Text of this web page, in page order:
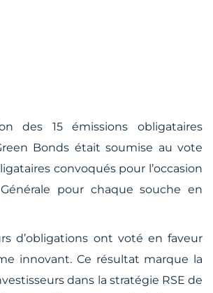
des 15 émissions obligataires
Bonds était soumise au vote
convoqués pour l’occasion
pour chaque souche en
d’obligations ont voté en faveur
innovant. Ce résultat marque la
dans la stratégie RSE de